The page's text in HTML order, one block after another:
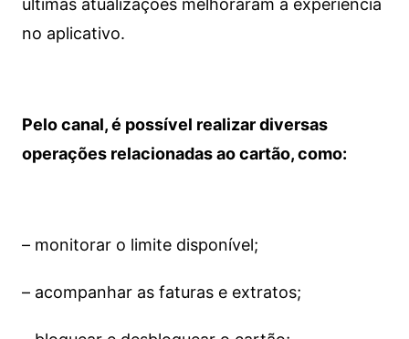
últimas atualizações melhoraram a experiência
no aplicativo.
Pelo canal, é possível realizar diversas
operações relacionadas ao cartão, como:
– monitorar o limite disponível;
– acompanhar as faturas e extratos;